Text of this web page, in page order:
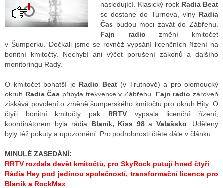
VYSÍLAČE
TELEVIZE
TELEVIZÍ
VYSÍLAČE
INTERNET
RÁDIA
STRÁNKY RÁDIÍ
STRÁNKY TV
následující. Klasický rockRadia Beat
se dostane do Turnova, vlny Radia
Čas budou moci zavát do Zábřehu.
Fajn radio změní kmitočet
v Šumperku. Dočkali jsme se rovněž vypsání licenčních řízení na
bonitní kmitočty. Nechybí ani výčet porušení zákonů a dalšího
monitoringu Rady.
O kmitočet bohatší je Radio Beat(v Trutnově) a pro olomoucký
okruh Radia Čas přibyla frekvence v Zábřehu. Fajn radio zároveň
získává povolení o změně šumperského kmitočtu pro okruh Hity. O
čtyři bonitní kmitočty pak RRTVvypsala licenční řízení,
koordinátorem byla rádia Blaník, Kiss 98a Valašsko . Uděleny
byly též pokuty a upozornění. Pro podrobnosti čtěte dále v článku.
MINULÉ ZASEDÁNÍ:
RRTV rozdala devět kmitočtů, pro SkyRock putují hned čtyři
Rádia Hey pod jedinou společností, transformační licence pro
Blaník a RockMax